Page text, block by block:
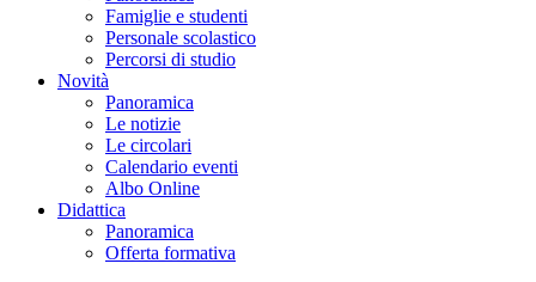
Famiglie e studenti
Personale scolastico
Percorsi di studio
Novità
Panoramica
Le notizie
Le circolari
Calendario eventi
Albo Online
Didattica
Panoramica
Offerta formativa